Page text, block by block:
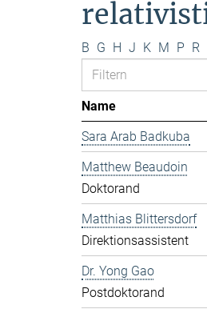
B G H J K M P R
Name
Sara Arab Badkuba
Matthew Beaudoin
Doktorand
Matthias Blittersdorf
Direktionsassistent
Dr. Yong Gao
Postdoktorand